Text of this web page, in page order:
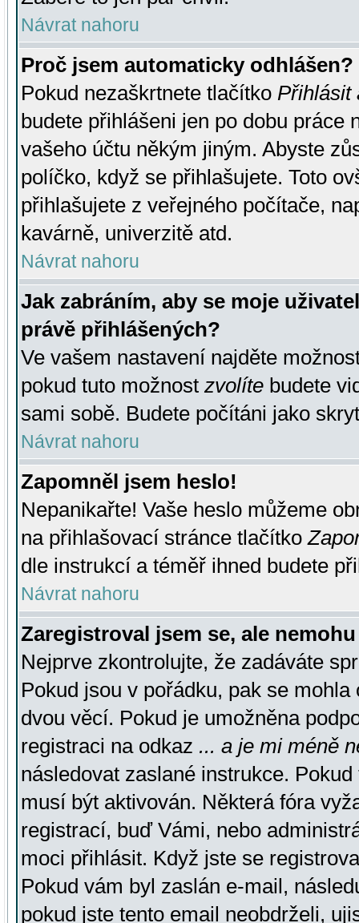
Návrat nahoru
Proč jsem automaticky odhlášen?
Pokud nezaškrtnete tlačítko Přihlásit
budete přihlášeni jen po dobu práce
vašeho účtu někým jiným. Abyste
políčko, když se přihlašujete. Toto
přihlašujete z veřejného počítače,
kavárně, univerzitě atd.
Návrat nahoru
Jak zabráním, aby se moje
právě přihlášených?
Ve vašem nastavení najděte
pokud tuto možnost zvolíte budete
sami sobě. Budete počítáni jako
Návrat nahoru
Zapomněl jsem heslo!
Nepanikařte! Vaše heslo můžeme
na přihlašovací stránce tlačítko
dle instrukcí a téměř ihned budete
Návrat nahoru
Zaregistroval jsem se, ale
Nejprve zkontrolujte, že zadáváte
Pokud jsou v pořádku, pak se
dvou věcí. Pokud je umožněna
registraci na odkaz ... a je mi méně
následovat zaslané instrukce.
musí být aktivován. Některá fóra
registrací, buď Vámi, nebo
moci přihlásit. Když jste se
Pokud vám byl zaslán e-mail,
pokud jste tento email neobdrželi,